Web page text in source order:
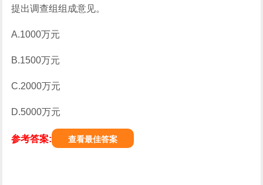
提出调查组组成意见。
A.1000万元
B.1500万元
C.2000万元
D.5000万元
参考答案: 查看最佳答案